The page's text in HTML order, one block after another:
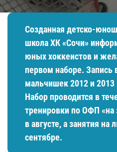
Созданная детско-
школа ХК «Сочи»
юных хоккеистов и
первом наборе. Запись
мальчишек 2012 и
Набор проводится в
тренировки по ОФП «на
в августе, а занятия на
сентябре.